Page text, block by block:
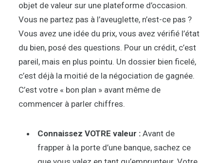
objet de valeur sur une plateforme d’occasion.
Vous ne partez pas à l’aveuglette, n’est-ce pas ?
Vous avez une idée du prix, vous avez vérifié l’état
du bien, posé des questions. Pour un crédit, c’est
pareil, mais en plus pointu. Un dossier bien ficelé,
c’est déjà la moitié de la négociation de gagnée.
C’est votre « bon plan » avant même de
commencer à parler chiffres.
Connaissez VOTRE valeur : Avant de
frapper à la porte d’une banque, sachez ce